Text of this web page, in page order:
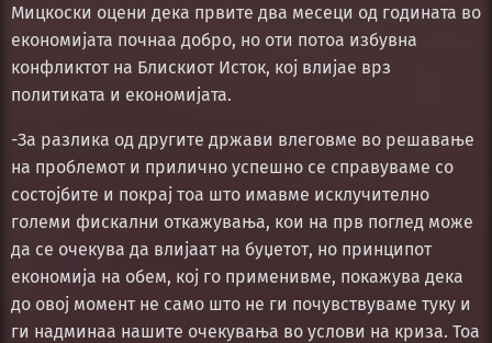
Мицкоски оцени дека првите два месеци од годината во
економијата почнаа добро, но оти потоа избувна
конфликтот на Блискиот Исток, кој влијае врз
политиката и економијата.
-За разлика од другите држави влеговме во решавање
на проблемот и прилично успешно се справуваме со
состојбите и покрај тоа што имавме исклучително
големи фискални откажувања, кои на прв поглед може
да се очекува да влијаат на буџетот, но принципот
економија на обем, кој го применивме, покажува дека
до овој момент не само што не ги почувствуваме туку и
ги надминаа нашите очекувања во услови на криза. Тоа